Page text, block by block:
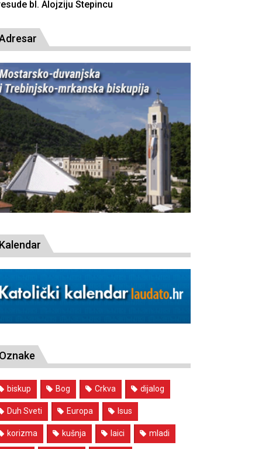
Kalendar
Oznake
biskup Bog Crkva dijalog
Duh Sveti Europa Isus
korizma kušnja laici mladi